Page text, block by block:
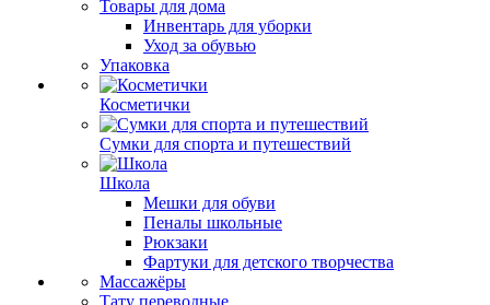
Товары для дома
Инвентарь для уборки
Уход за обувью
Упаковка
Косметички
Сумки для спорта и путешествий
Школа
Мешки для обуви
Пеналы школьные
Рюкзаки
Фартуки для детского творчества
Массажёры
Тату переводные